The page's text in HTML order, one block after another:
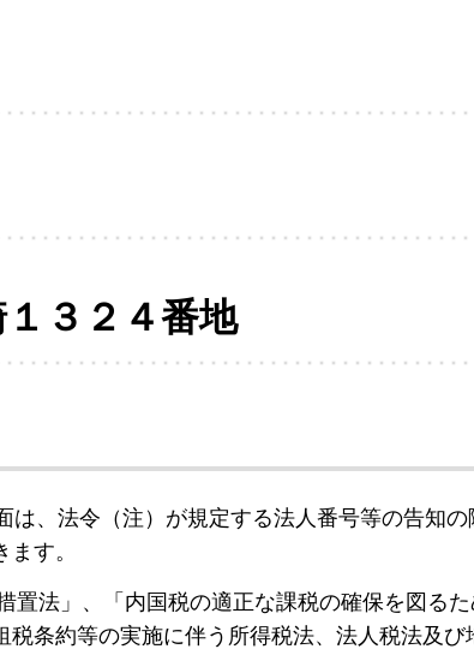
３２４番地
は、法令（注）が規定する法人番号等の告知
す。
置法」、「内国税の適正な課税の確保を図る
条約等の実施に伴う所得税法、法人税法及び